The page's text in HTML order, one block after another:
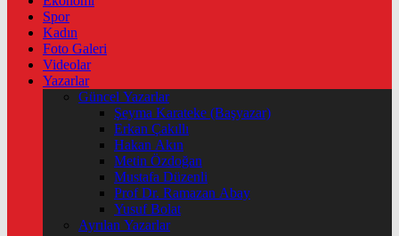
Spor
Kadın
Foto Galeri
Videolar
Yazarlar
Güncel Yazarlar
Şeyma Karateke (Başyazar)
Erkan Çakıllı
Hakan Akın
Metin Özdoğan
Mustafa Düzenli
Prof Dr. Ramazan Abay
Yusuf Bolat
Ayrılan Yazarlar